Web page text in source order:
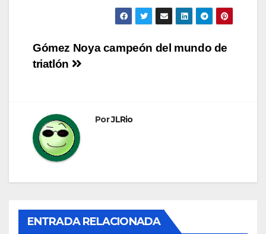
Navegación
Gómez Noya campeón del mundo de
triatlón
PorJLRio
ENTRADA RELACIONADA